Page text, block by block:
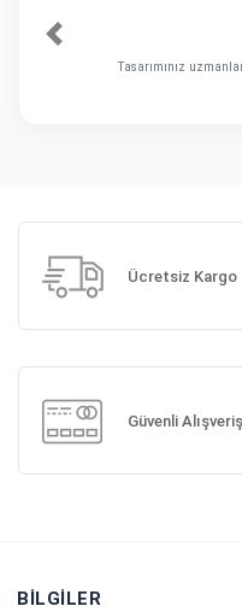
Tasarımınız
Önceki
Ücretsiz Kargo
Güvenli Alışveriş
BILGILER